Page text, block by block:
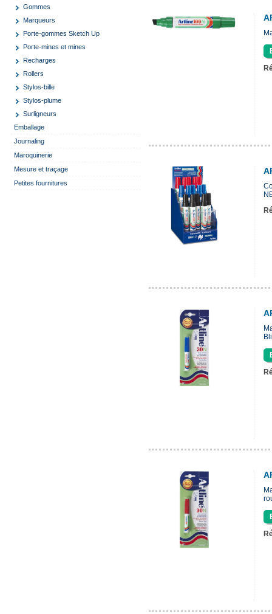
Gommes
Marqueurs
Porte-gommes Sketch Up
Porte-mines et mines
Recharges
Rollers
Stylos-bille
Stylos-plume
Surligneurs
Emballage
Journaling
Maroquinerie
Mesure et traçage
Petites fournitures